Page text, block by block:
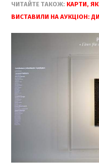
ЧИТАЙТЕ ТАКОЖ: КАРТИ,
ВИСТАВИЛИ НА АУКЦІОН: